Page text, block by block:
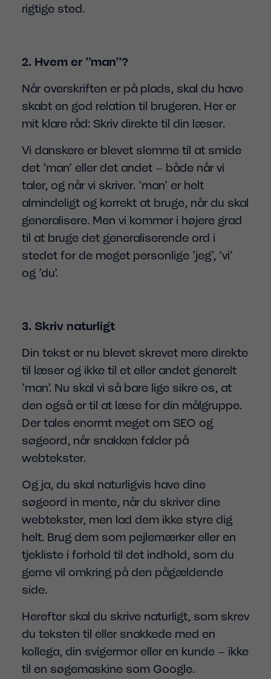
rigtige sted.
2. Hvem er ”man”?
Når overskriften er på plads, skal du have
skabt en god relation til brugeren. Her er
mit klare råd: Skriv direkte til din læser.
Vi danskere er blevet slemme til at smide
det ’man’ eller det andet – både når vi
taler, og når vi skriver. ’man’ er helt
almindeligt og korrekt at bruge, når du skal
generalisere. Men vi kommer i højere grad
til at bruge det generaliserende ord i
stedet for de meget personlige ’jeg’, ’vi’
og ’du’.
3. Skriv naturligt
Din tekst er nu blevet skrevet mere direkte
til læser og ikke til et eller andet generelt
’man’. Nu skal vi så bare lige sikre os, at
den også er til at læse for din målgruppe.
Der tales enormt meget om SEO og
søgeord, når snakken falder på
webtekster.
Og ja, du skal naturligvis have dine
søgeord in mente, når du skriver dine
webtekster, men lad dem ikke styre dig
helt. Brug dem som pejlemærker eller en
tjekliste i forhold til det indhold, som du
gerne vil omkring på den pågældende
side.
Herefter skal du skrive naturligt, som skrev
du teksten til eller snakkede med en
kollega, din svigermor eller en kunde – ikke
til en søgemaskine som Google.